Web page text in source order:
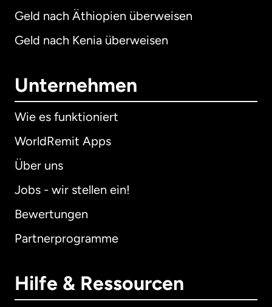
Geld nach Äthiopien überweisen
Geld nach Kenia überweisen
Unternehmen
Wie es funktioniert
WorldRemit Apps
Über uns
Jobs - wir stellen ein!
Bewertungen
Partnerprogramme
Hilfe & Ressourcen